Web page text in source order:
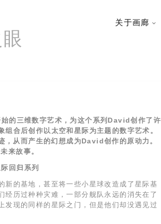
关于画廊
的三维数字艺术，为这个系列David创作了许
合后创作以太空和星际为主题的数字艺术。
从而产生的幻想成为David创作的原动力。
来故事。
回归系列
新的基地，甚至将一些小星球改造成了星际基
经历过种种灾难，一部分舰队永远的消失在了
发现的同样的星际之门，但是他们却没遇见过